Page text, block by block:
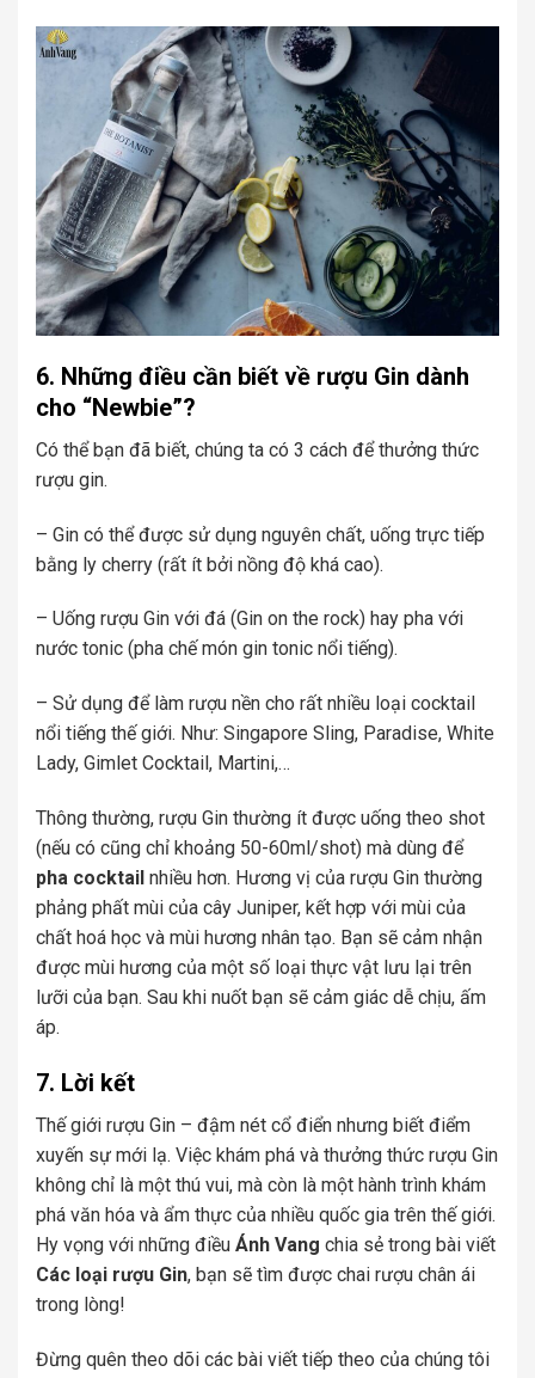
6. Những điều cần biết về rượu Gin dành
cho “Newbie”?
Có thể bạn đã biết, chúng ta có 3 cách để thưởng thức
rượu gin.
– Gin có thể được sử dụng nguyên chất, uống trực tiếp
bằng ly cherry (rất ít bởi nồng độ khá cao).
– Uống rượu Gin với đá (Gin on the rock) hay pha với
nước tonic (pha chế món gin tonic nổi tiếng).
– Sử dụng để làm rượu nền cho rất nhiều loại cocktail
nổi tiếng thế giới. Như: Singapore Sling, Paradise, White
Lady, Gimlet Cocktail, Martini,…
Thông thường, rượu Gin thường ít được uống theo shot
(nếu có cũng chỉ khoảng 50-60ml/shot) mà dùng để
pha cocktail nhiều hơn. Hương vị của rượu Gin thường
phảng phất mùi của cây Juniper, kết hợp với mùi của
chất hoá học và mùi hương nhân tạo. Bạn sẽ cảm nhận
được mùi hương của một số loại thực vật lưu lại trên
lưỡi của bạn. Sau khi nuốt bạn sẽ cảm giác dễ chịu, ấm
áp.
7. Lời kết
Thế giới rượu Gin – đậm nét cổ điển nhưng biết điểm
xuyến sự mới lạ. Việc khám phá và thưởng thức rượu Gin
không chỉ là một thú vui, mà còn là một hành trình khám
phá văn hóa và ẩm thực của nhiều quốc gia trên thế giới.
Hy vọng với những điều Ánh Vang chia sẻ trong bài viết
Các loại rượu Gin, bạn sẽ tìm được chai rượu chân ái
trong lòng!
Đừng quên theo dõi các bài viết tiếp theo của chúng tôi